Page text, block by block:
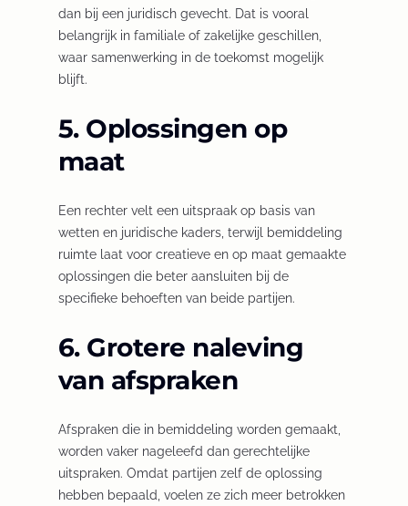
n
d
o
dan bij een juridisch gevecht. Dat is vooral
belangrijk in familiale of zakelijke geschillen,
waar samenwerking in de toekomst mogelijk
blijft.
5. Oplossingen op
maat
Een rechter velt een uitspraak op basis van
wetten en juridische kaders, terwijl bemiddeling
ruimte laat voor creatieve en op maat gemaakte
oplossingen die beter aansluiten bij de
specifieke behoeften van beide partijen.
6. Grotere naleving
van afspraken
Afspraken die in bemiddeling worden gemaakt,
worden vaker nageleefd dan gerechtelijke
uitspraken. Omdat partijen zelf de oplossing
hebben bepaald, voelen ze zich meer betrokken